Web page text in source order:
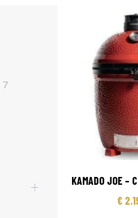
7
KAMADO JOE –
€